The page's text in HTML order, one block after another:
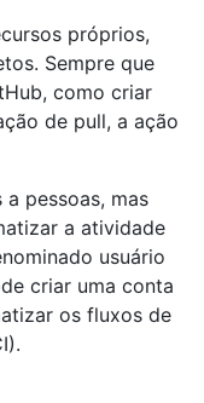
próprios,
Sempre que
como criar
de pull, a ação
pessoas, mas
a atividade
usuário
criar uma conta
os fluxos de